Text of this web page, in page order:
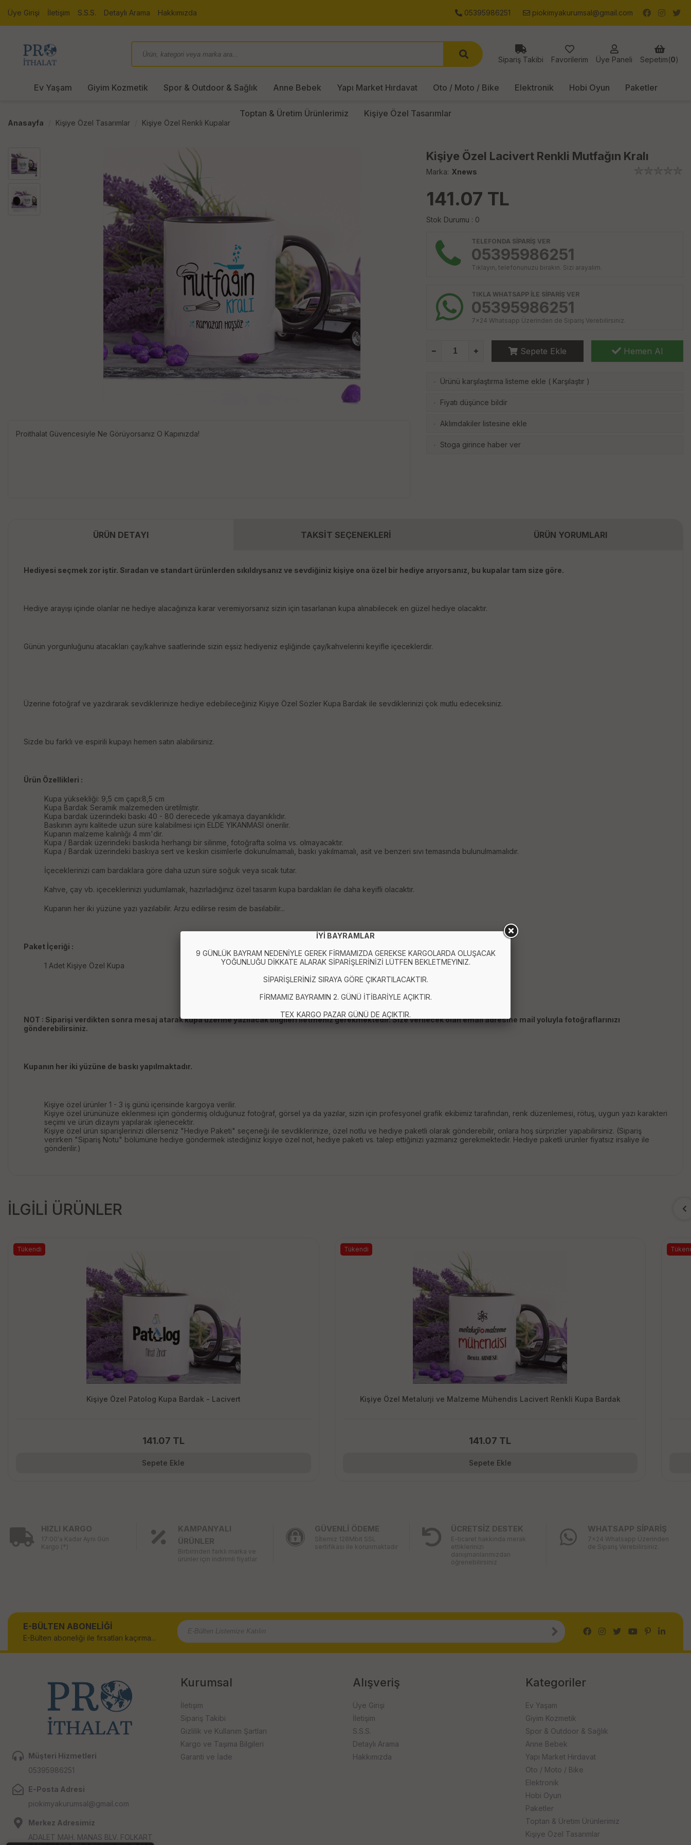
Üye Girişi İletişim S.S.S. Detaylı Arama Hakkımızda 05395986251 piokimyakurumsal@gmail.com
Sipariş Takibi Favorilerim Üye Paneli Sepetim(0)
Ev Yaşam Giyim Kozmetik Spor & Outdoor & Sağlık Anne Bebek Yapı Market Hırdavat Oto / Moto / Bike Elektronik Hobi Oyun Paketler
Toptan & Üretim Ürünlerimiz Kişiye Özel Tasarımlar
Anasayfa Kişiye Özel Tasarımlar Kişiye Özel Renkli Kupalar
Proithalat Güvencesiyle Ne Görüyorsanız O Kapınızda!
Kişiye Özel Lacivert Renkli Mutfağın Kralı
Marka: Xnews
141.07 TL
Stok Durumu : 0
TELEFONDA SİPARİŞ VER
05395986251
Tıklayın, telefonunuzu bırakın. Sizi arayalım.
TIKLA WHATSAPP İLE SİPARİŞ VER
05395986251
7x24 Whatsapp Üzerinden de Sipariş Verebilirsiniz.
Sepete Ekle Hemen Al
· Ürünü karşılaştırma listeme ekle ( Karşılaştır )
· Fiyatı düşünce bildir
· Aklımdakiler listesine ekle
· Stoga girince haber ver
ÜRÜN DETAYI TAKSİT SEÇENEKLERİ ÜRÜN YORUMLARI
Hediyesi seçmek zor iştir. Sıradan ve standart ürünlerden sıkıldıysanız ve sevdiğiniz kişiye ona özel bir hediye arıyorsanız, bu kupalar tam size göre.
Hediye arayışı içinde olanlar ne hediye alacağınıza karar veremiyorsanız sizin için tasarlanan kupa alınabilecek en güzel hediye olacaktır.
Günün yorgunluğunu atacakları çay/kahve saatlerinde sizin eşsiz hediyeniz eşliğinde çay/kahvelerini keyifle içeceklerdir.
Üzerine fotoğraf ve yazdırarak sevdiklerinize hediye edebileceğiniz Kişiye Özel Sözler Kupa Bardak ile sevdiklerinizi çok mutlu edeceksiniz.
Sizde bu farklı ve espirili kupayı hemen satın alabilirsiniz.
Ürün Özellikleri :
Kupa yüksekliği: 9,5 cm çapı:8,5 cm
Kupa Bardak Seramik malzemeden üretilmiştir.
Kupa bardak üzerindeki baskı 40 - 80 derecede yıkamaya dayanıklıdır.
Baskının aynı kalitede uzun süre kalabilmesi için ELDE YIKANMASI önerilir.
Kupanın malzeme kalınlığı 4 mm'dir.
Kupa / Bardak üzerindeki baskıda herhangi bir silinme, fotoğrafta solma vs. olmayacaktır.
Kupa / Bardak üzerindeki baskıya sert ve keskin cisimlerle dokunulmamalı, baskı yakılmamalı, asit ve benzeri sıvı temasında bulunulmamalıdır.
İçeceklerinizi cam bardaklara göre daha uzun süre soğuk veya sıcak tutar.
Kahve, çay vb. içeceklerinizi yudumlamak, hazırladığınız özel tasarım kupa bardakları ile daha keyifli olacaktır.
Kupanın her iki yüzüne yazı yazılabilir. Arzu edilirse resim de basılabilir...
Paket İçeriği :
1 Adet Kişiye Özel Kupa
NOT : Siparişi verdikten sonra mesaj atarak kupa üzerine yazılacak bilgileri iletmeniz gerekmektedir. Size verilecek olan email adresine mail yoluyla fotoğraflarınızı
gönderebilirsiniz.
Kupanın her iki yüzüne de baskı yapılmaktadır.
Kişiye özel ürünler 1 - 3 iş günü içerisinde kargoya verilir.
Kişiye özel ürününüze eklenmesi için göndermiş olduğunuz fotoğraf, görsel ya da yazılar, sizin için profesyonel grafik ekibimiz tarafından, renk düzenlemesi, rötuş, uygun yazı karakteri
seçimi ve ürün dizaynı yapılarak işlenecektir.
Kişiye özel ürün siparişlerinizi dilerseniz "Hediye Paketi" seçeneği ile sevdiklerinize, özel notlu ve hediye paketli olarak gönderebilir, onlara hoş sürprizler yapabilirsiniz. (Sipariş
verirken "Sipariş Notu" bölümüne hediye göndermek istediğiniz kişiye özel not, hediye paketi vs. talep ettiğinizi yazmanız gerekmektedir. Hediye paketli ürünler fiyatsız irsaliye ile
gönderilir.)
İLGİLİ ÜRÜNLER
Kişiye Özel Patolog Kupa Bardak - Lacivert
141.07 TL
Tükendi
Sepete Ekle
Kişiye Özel Metalurji ve Malzeme Mühendis Lacivert Renkli Kupa Bardak
141.07 TL
Tükendi
Sepete Ekle
HIZLI KARGO
17:00'a Kadar Aynı Gün
Kargo (*)
KAMPANYALI
ÜRÜNLER
Birbirinden farklı marka ve
ürünler için indirimli fiyatlar
GÜVENLİ ÖDEME
Sİtemiz 128Mbit SSL
sertifikası ile korunmaktadır
ÜCRETSİZ DESTEK
E-ticaret hakkında merak
ettiklerinizi
danışmanlarımızdan
öğrenebilirsiniz
WHATSAPP SİPARİŞ
7x24 Whatsapp Üzerinden
de Sipariş Verebilirsiniz.
E-BÜLTEN ABONELİĞİ
E-Bülten aboneliği ile fırsatları kaçırma...
Müşteri Hizmetleri
05395986251
E-Posta Adresi
piokimyakurumsal@gmail.com
Merkez Adresimiz
ADALET MAH. MANAS BLV. FOLKART
Kurumsal
İletişim
Sipariş Takibi
Gizlilik ve Kullanım Şartları
Kargo ve Taşıma Bilgileri
Garanti ve İade
Alışveriş
Üye Girişi
İletişim
S.S.S.
Detaylı Arama
Hakkımızda
Kategoriler
Ev Yaşam
Giyim Kozmetik
Spor & Outdoor & Sağlık
Anne Bebek
Yapı Market Hırdavat
Oto / Moto / Bike
Elektronik
Hobi Oyun
Paketler
Toptan & Üretim Ürünlerimiz
Kişiye Özel Tasarımlar
İYİ BAYRAMLAR
9 GÜNLÜK BAYRAM NEDENİYLE GEREK FİRMAMIZDA GEREKSE KARGOLARDA OLUŞACAK
YOĞUNLUĞU DİKKATE ALARAK SİPARİŞLERİNİZİ LÜTFEN BEKLETMEYINIZ.
SİPARİŞLERİNİZ SIRAYA GÖRE ÇIKARTILACAKTIR.
FİRMAMIZ BAYRAMIN 2. GÜNÜ İTİBARİYLE AÇIKTIR.
TEX KARGO PAZAR GÜNÜ DE AÇIKTIR.